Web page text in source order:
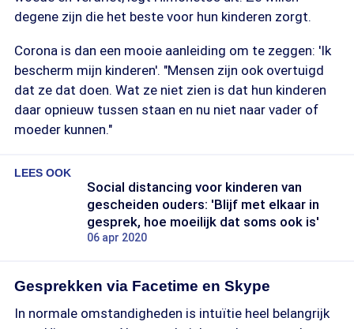
degene zijn die het beste voor hun kinderen zorgt.
Corona is dan een mooie aanleiding om te zeggen: 'Ik
bescherm mijn kinderen'. "Mensen zijn ook overtuigd
dat ze dat doen. Wat ze niet zien is dat hun kinderen
daar opnieuw tussen staan en nu niet naar vader of
moeder kunnen."
LEES OOK
Social distancing voor kinderen van
gescheiden ouders: 'Blijf met elkaar in
gesprek, hoe moeilijk dat soms ook is'
06 apr 2020
Gesprekken via Facetime en Skype
In normale omstandigheden is intuïtie heel belangrijk